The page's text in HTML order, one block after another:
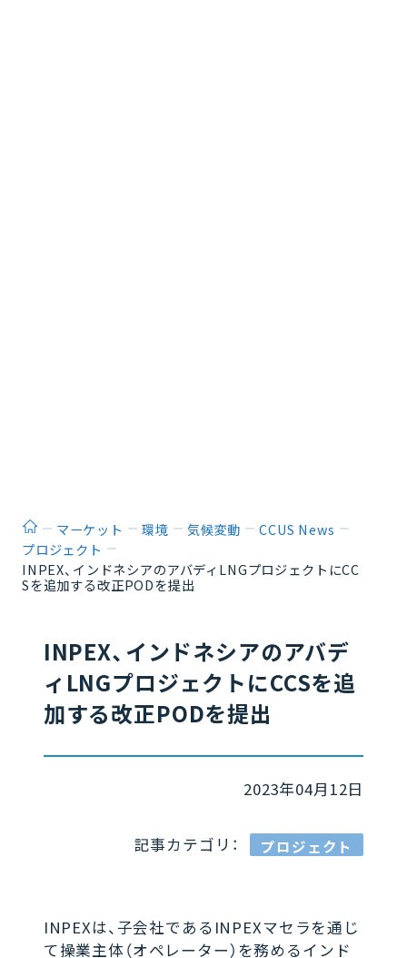
ホームマーケット 環境 気候変動
CCUS News
プロジェクト
INPEX、インドネシアのアバディLNGプロジェクトにCC
Sを追加する改正PODを提出
INPEX、インドネシアのアバデ
ィLNGプロジェクトにCCSを追
加する改正PODを提出
2023年04月12日
記事カテゴリ： プロジェクト
INPEXは、子会社であるINPEXマセラを通じ
て操業主体（オペレーター）を務めるインド